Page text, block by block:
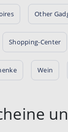
Other
Shopping-Center
Wein